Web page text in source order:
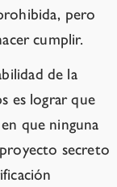
pero
cumplir.
de la
es lograr que
que ninguna
secreto